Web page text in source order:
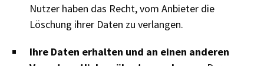
Nutzer haben das Recht, vom Anbieter die
Löschung ihrer Daten zu verlangen.
Ihre Daten erhalten und an einen anderen